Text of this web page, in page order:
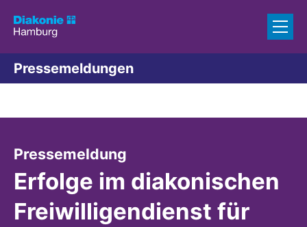
Pressemeldungen
Pressemeldung
Erfolge im diakonischen
Freiwilligendienst für